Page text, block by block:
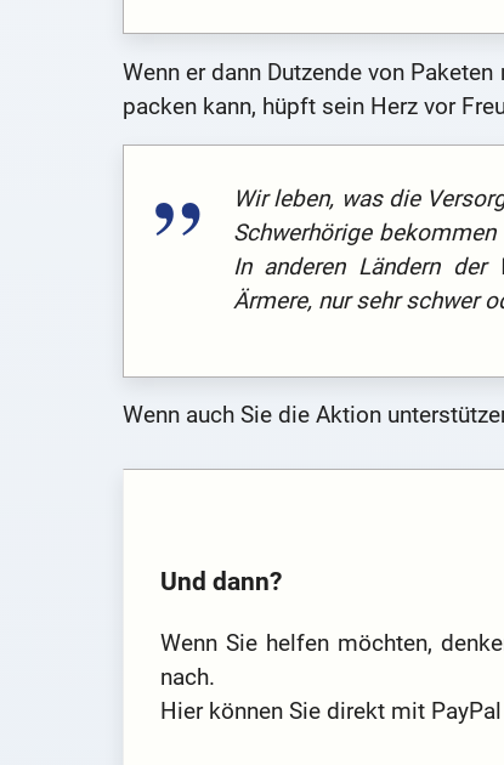
Wenn er dann Dutzende von
packen kann, hüpft sein Herz vor
Wir leben, was die
Schwerhörige
In anderen Ländern
Ärmere, nur sehr schwer
Wenn auch Sie die Aktion
Und dann?
Wenn Sie helfen möchten,
nach.
Hier können Sie direkt mit